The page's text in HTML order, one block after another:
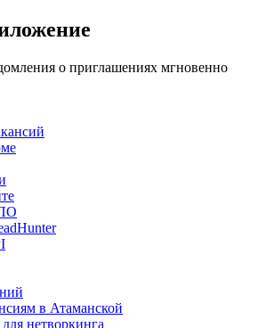
о приглашениях мгновенно
в Атаманской
нетворкинга